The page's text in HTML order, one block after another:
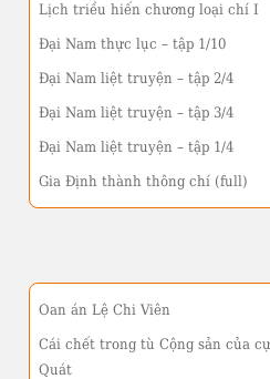
Lịch triều hiến chương loại chí I
Đại Nam thực lục – tập 1/10
Đại Nam liệt truyện – tập 2/4
Đại Nam liệt truyện – tập 3/4
Đại Nam liệt truyện – tập 1/4
Gia Định thành thông chí (full)
Oan án Lệ Chi Viên
Cái chết trong tù Cộng sản của
Quát